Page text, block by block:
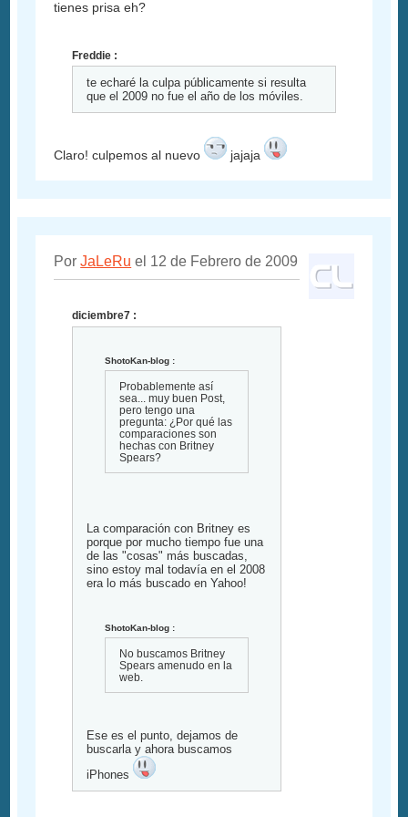
tienes prisa eh?
Freddie :
te echaré la culpa públicamente si resulta
que el 2009 no fue el año de los móviles.
Claro! culpemos al nuevo jajaja
PorJaLeRu el 12 de Febrero de 2009
diciembre7 :
ShotoKan-blog :
Probablemente así
sea... muy buen Post,
pero tengo una
pregunta: ¿Por qué las
comparaciones son
hechas con Britney
Spears?
La comparación con Britney es
porque por mucho tiempo fue una
de las "cosas" más buscadas,
sino estoy mal todavía en el 2008
era lo más buscado en Yahoo!
ShotoKan-blog :
No buscamos Britney
Spears amenudo en la
web.
Ese es el punto, dejamos de
buscarla y ahora buscamos
iPhones